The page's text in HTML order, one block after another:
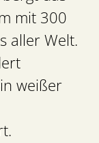
mit 300
aller Welt.
weißer